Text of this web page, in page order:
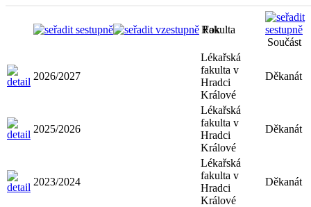
Rok
Fakulta
Součást
2026/2027
Lékařská
fakulta v
Hradci
Králové
Děkanát
2025/2026
Lékařská
fakulta v
Hradci
Králové
Děkanát
2023/2024
Lékařská
fakulta v
Hradci
Králové
Děkanát